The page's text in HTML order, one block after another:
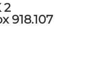
2
918.107